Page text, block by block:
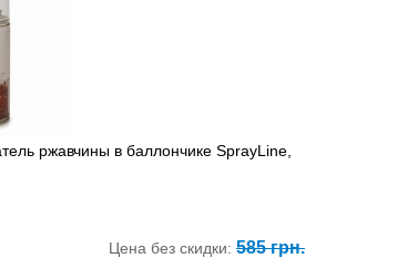
ржавчины в баллончике SprayLine,
Цена без скидки: 585 грн.